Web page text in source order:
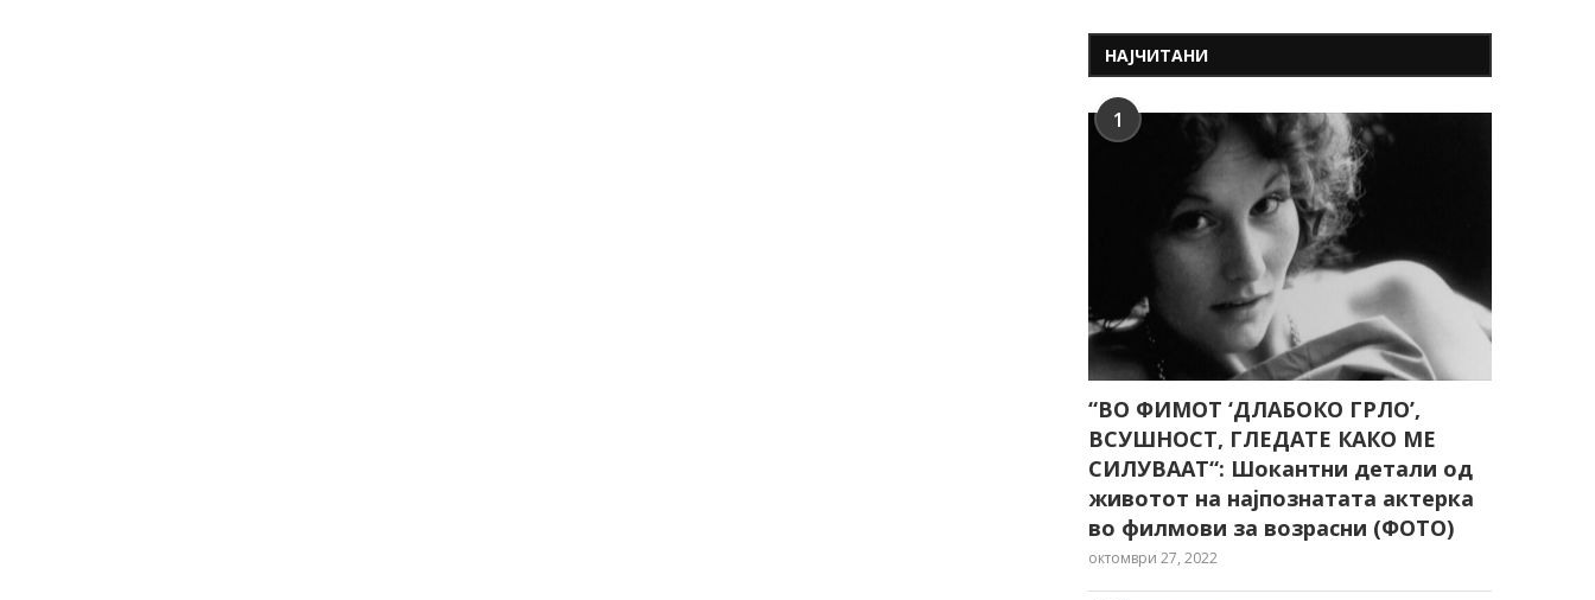
НАЈЧИТАНИ
1
“ВО ФИМОТ ‘ДЛАБОКО ГРЛО’,
ВСУШНОСТ, ГЛЕДАТЕ КАКО МЕ
СИЛУВААТ“: Шокантни детали од
животот на најпознатата актерка
во филмови за возрасни (ФОТО)
октомври 27, 2022